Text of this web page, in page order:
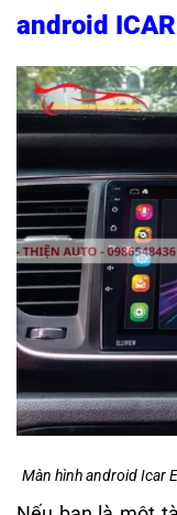
android
Màn hình android Icar